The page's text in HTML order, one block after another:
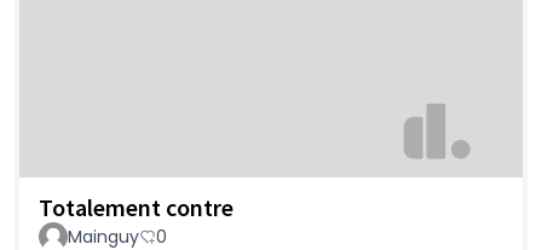
Totalement contre
Mainguy 0